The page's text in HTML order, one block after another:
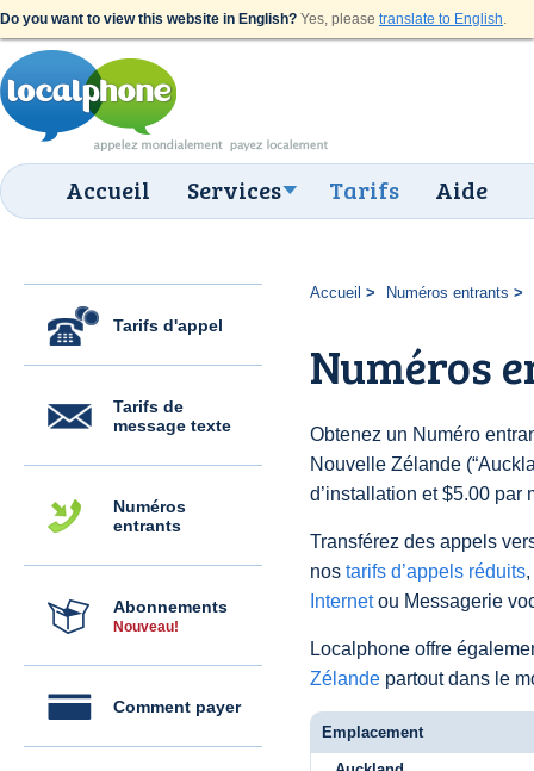
Do you want to view this website in English? Yes, please translate to English.
Accueil Services Tarifs Aide
Tarifs d'appel
Tarifs de
message texte
Numéros
entrants
Abonnements
Nouveau!
Comment payer
Accueil Numéros entrants
Numéros
Obtenez un Numéro
Nouvelle Zélande
d’installation et $5.00 par
Transférez des appels
nos tarifs d’appels réduits
Internetou Messagerie
Localphone offre
Zélande partout dans le
Emplacement